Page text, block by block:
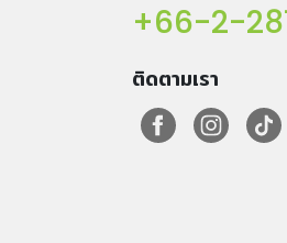
+66-2-
ติดตามเรา